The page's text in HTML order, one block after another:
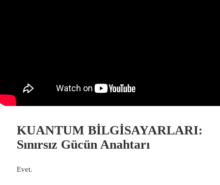
KUANTUM BİLGİSAYARLARI:
Sınırsız Gücün Anahtarı
Evet.